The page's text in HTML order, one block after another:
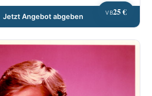
VB25 €
Jetzt Angebot abgeben